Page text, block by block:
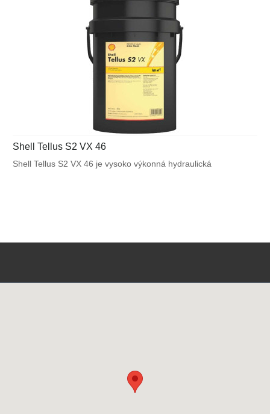
Shell Tellus S2 VX 46
Shell Tellus S2 VX 46 je vysoko výkonná hydraulická